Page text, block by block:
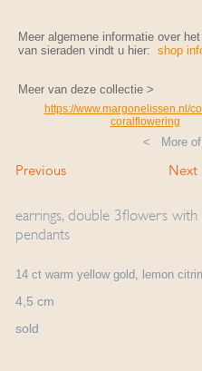
Meer algemene informatie over
van sieraden vindt u hier: shop
Meer van deze collectie >
https://www.margonelissen.nl/
coralflowering
< More of
Previous Next
earrings, double 3flowers with
pendants
14 ct warm yellow gold, lemon
4,5 cm
sold